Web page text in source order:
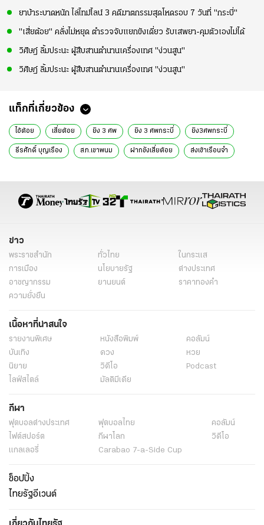
ยาบ้าระบาดหนัก ไล่ไทม์ไลน์ 3 คดีฆาตกรรมสุดโหดรอบ 7 วันที่ "กระบี่"
"เสี่ยต้อย" คลั่งไม่หยุด ตำรวจจับแยกขังเดี่ยว รับเสพยา-คุมตัวเองไม่ได้
วิศิษฎ์ ลิ้มประนะ ผู้สืบสานตำนานเครื่องเทศ "ง่วนสูน"
วิศิษฎ์ ลิ้มประนะ ผู้สืบสานตำนานเครื่องเทศ "ง่วนสูน"
แท็กที่เกี่ยวข้อง
ไอ้ต้อย เสี่ยต้อย ยิง 3 ศพ ยิง 3 ศพกระบี่ ยิง3ศพกระบี่
ธีรศักดิ์ บุญเรือง สภ.เขาพนม ฝากขังเสี่ยต้อย ส่งเข้าเรือนจำ
ข่าว
พระราชสำนัก ทั่วไทย
ในกระแส
การเมือง
นโยบายรัฐ
ต่างประเทศ
อาชญากรรม
ยานยนต์
ราคาทองคำ
ความยั่งยืน
เนื้อหาที่น่าสนใจ
รายงานพิเศษ หนังสือพิมพ์
คอลัมน์
บันเทิง
ดวง
หวย
นิยาย
วิดีโอ
Podcast
ไลฟ์สไตล์
มัลติมีเดีย
กีฬา
ฟุตบอลต่่างประเทศ ฟุตบอลไทย
คอลัมน์
ไฟต์สปอร์ต
กีฬาโลก
วิดีโอ
แกลเลอรี่
Carabao 7-a-Side Cup
ช็อปปิ้ง
ไทยรัฐอีเวนต์